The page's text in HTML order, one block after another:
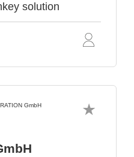
solution